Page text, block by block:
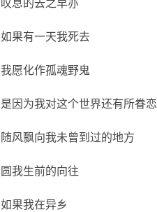
叹息的去之早亦
如果有一天我死去
我愿化作孤魂野鬼
是因为我对这个世界还有所眷恋
随风飘向我未曾到过的地方
圆我生前的向往
如果我在异乡